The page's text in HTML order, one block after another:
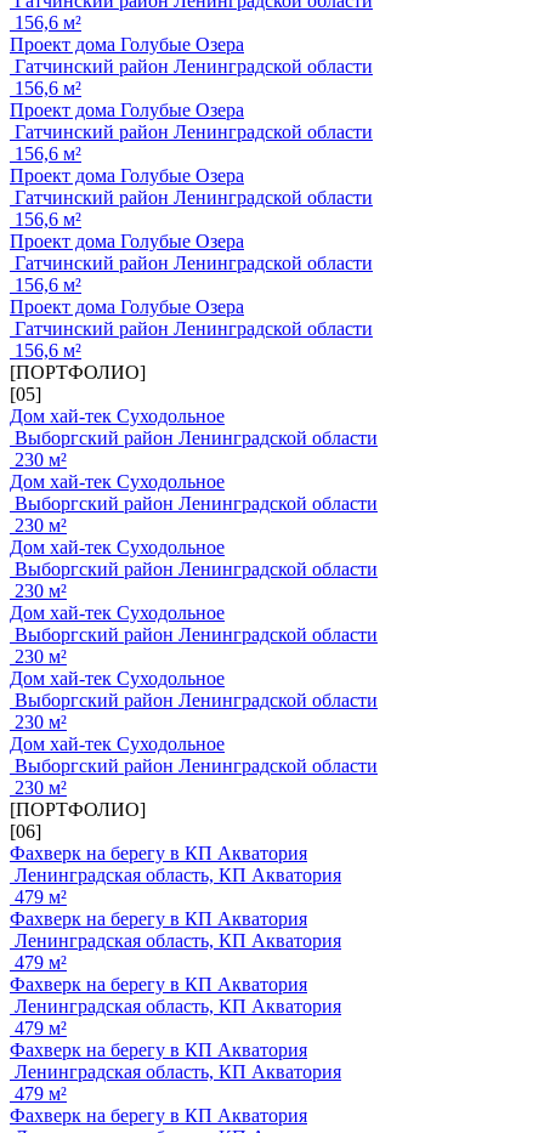
156,6 м²
Проект дома Голубые Озера
Гатчинский район Ленинградской области
156,6 м²
Проект дома Голубые Озера
Гатчинский район Ленинградской области
156,6 м²
Проект дома Голубые Озера
Гатчинский район Ленинградской области
156,6 м²
Проект дома Голубые Озера
Гатчинский район Ленинградской области
156,6 м²
Проект дома Голубые Озера
Гатчинский район Ленинградской области
156,6 м²
[ПОРТФОЛИО]
[05]
Дом хай-тек Суходольное
Выборгский район Ленинградской области
230 м²
Дом хай-тек Суходольное
Выборгский район Ленинградской области
230 м²
Дом хай-тек Суходольное
Выборгский район Ленинградской области
230 м²
Дом хай-тек Суходольное
Выборгский район Ленинградской области
230 м²
Дом хай-тек Суходольное
Выборгский район Ленинградской области
230 м²
Дом хай-тек Суходольное
Выборгский район Ленинградской области
230 м²
[ПОРТФОЛИО]
[06]
Фахверк на берегу в КП Акватория
Ленинградская область, КП Акватория
479 м²
Фахверк на берегу в КП Акватория
Ленинградская область, КП Акватория
479 м²
Фахверк на берегу в КП Акватория
Ленинградская область, КП Акватория
479 м²
Фахверк на берегу в КП Акватория
Ленинградская область, КП Акватория
479 м²
Фахверк на берегу в КП Акватория